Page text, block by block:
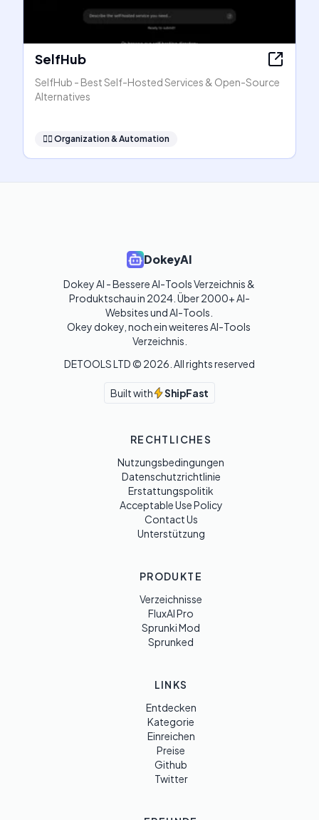
SelfHub
SelfHub - Best Self-Hosted Services & Open-Source
Alternatives
🧞‍♂️ Organization & Automation
DokeyAI
Dokey AI - Bessere AI-Tools Verzeichnis &
Produktschau in 2024. Über 2000+ AI-
Websites und AI-Tools.
Okey dokey, noch ein weiteres AI-Tools
Verzeichnis.
DETOOLS LTD © 2026 . All rights reserved
Built with ShipFast
RECHTLICHES
Nutzungsbedingungen
Datenschutzrichtlinie
Erstattungspolitik
Acceptable Use Policy
Contact Us
Unterstützung
PRODUKTE
Verzeichnisse
FluxAI Pro
Sprunki Mod
Sprunked
LINKS
Entdecken
Kategorie
Einreichen
Preise
Github
Twitter